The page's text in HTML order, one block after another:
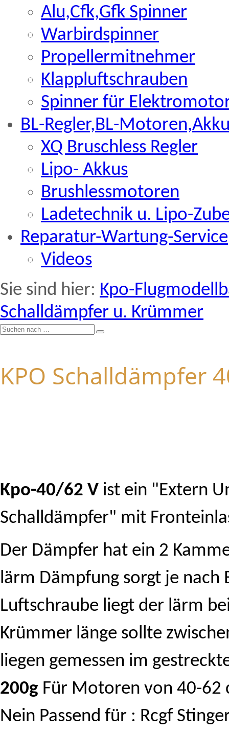
Alu,Cfk,Gfk Spinner
Warbirdspinner
Propellermitnehmer
Klappluftschrauben
Spinner für
BL-Regler,BL-
XQ Bruschless Regler
Lipo- Akkus
Brushlessmotoren
Ladetechnik u. Lipo-
Reparatur-Wartung-Service
Videos
Sie sind hier: Kpo-
Schalldämpfer u. Krümmer
KPO Schalldämpfer
Kpo-40/62 V ist ein "Extern
Schalldämpfer" mit
Der Dämpfer hat ein 2
lärm Dämpfung sorgt je nach
Luftschraube liegt der lärm
Krümmer länge sollte
liegen gemessen im
200g Für Motoren von 40-62
Nein Passend für : Rcgf